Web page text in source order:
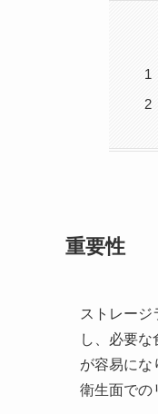
重要性
ストレージ
し、必要
が容易にな
衛生面での